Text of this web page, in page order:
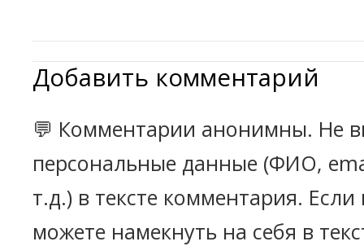
Добавить комментарий
💬 Комментарии анонимны. Не
персональные данные (ФИО,
т.д.) в тексте комментария.
можете намекнуть на себя в